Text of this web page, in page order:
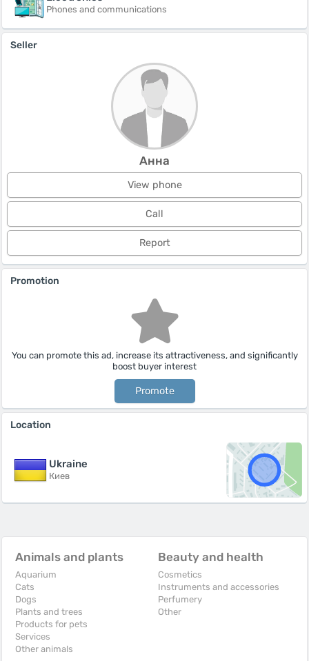
Phones and communications
Seller
Анна
View phone
Call
Report
Promotion
You can promote this ad, increase its attractiveness, and significantly
boost buyer interest
Promote
Location
Ukraine
Киев
Animals and plants
Aquarium
Cats
Dogs
Plants and trees
Products for pets
Services
Other animals
Beauty and health
Cosmetics
Instruments and accessories
Perfumery
Other